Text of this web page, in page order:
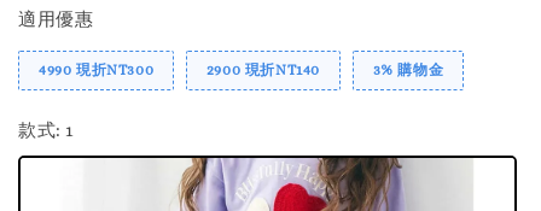
適用優惠
4990 現折NT300 2900 現折NT140 3% 購物金
款式: 1